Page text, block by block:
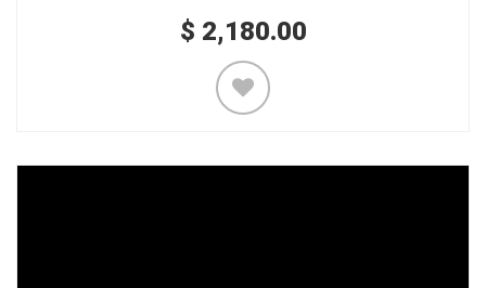
$ 2,180.00